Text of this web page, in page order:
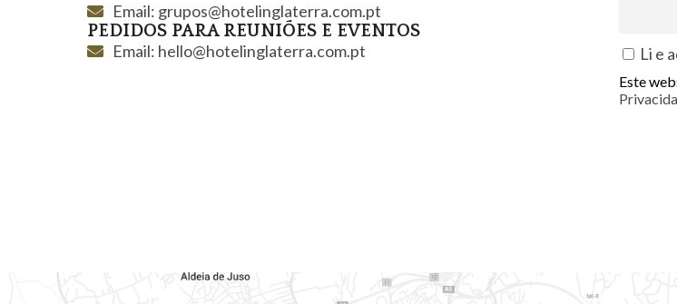
Email: grupos@hotelinglaterra.com.pt
PEDIDOS PARA REUNIÕES E EVENTOS
Email: hello@hotelinglaterra.com.pt
Li e
Este